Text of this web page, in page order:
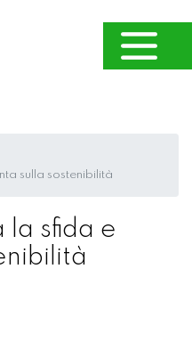
sulla sostenibilità
la sfida e